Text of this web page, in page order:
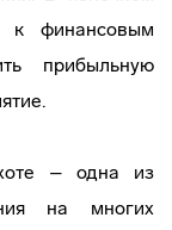
к финансовым
прибыльную
– одна из
на многих